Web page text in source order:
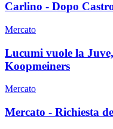
Carlino - Dopo
Mercato
Lucumi vuole la
Koopmeiners
Mercato
Mercato - Richiesta